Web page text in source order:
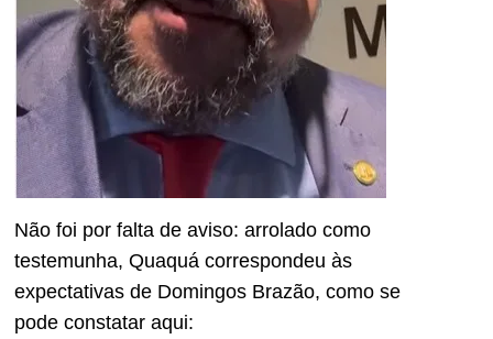
Não foi por falta de aviso: arrolado como
testemunha, Quaquá correspondeu às
expectativas de Domingos Brazão, como se
pode constatar aqui: